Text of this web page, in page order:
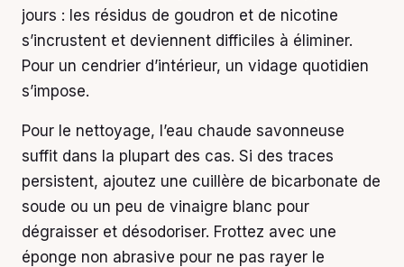
jours : les résidus de goudron et de nicotine
s’incrustent et deviennent difficiles à éliminer.
Pour un cendrier d’intérieur, un vidage quotidien
s’impose.
Pour le nettoyage, l’eau chaude savonneuse
suffit dans la plupart des cas. Si des traces
persistent, ajoutez une cuillère de bicarbonate de
soude ou un peu de vinaigre blanc pour
dégraisser et désodoriser. Frottez avec une
éponge non abrasive pour ne pas rayer le